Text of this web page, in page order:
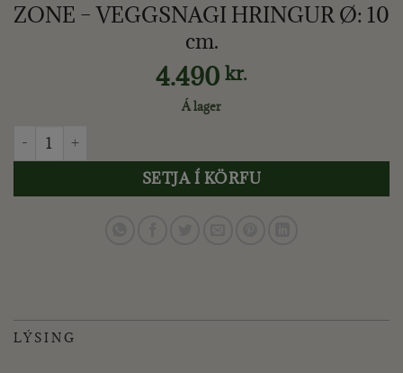
ZONE – VEGGSNAGI HRINGUR Ø: 10
cm.
4.490 kr.
Á lager
ZONE - VEGGSNAGI HRINGUR Ø: 10 cm. quantity
SETJA Í KÖRFU
LÝSING